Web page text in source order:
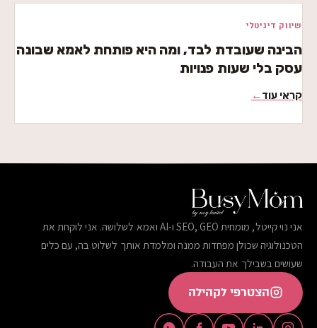
שיווק דיגיטלי
הבינה שעובדת לבד, ומה היא פותחת לאמא שבונה
עסק בלי שעות פנויות
קראי עוד ←
אני נוי קייטל, מומחית SEO, GEO ו-AI ואמא לשלושה. אני לוקחת את
הטכנולוגיה שכולן מפחדות ממנה ומלמדת אותך לשלוט בה, עם כלים
שעושים בשבילך את העבודה.
הצטרפי לקהילה